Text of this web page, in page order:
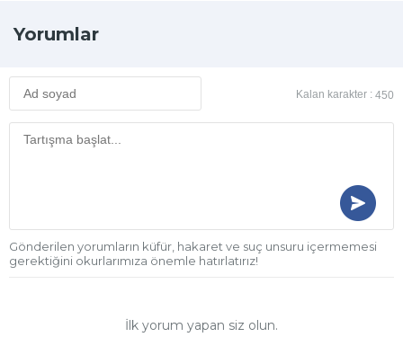
Yorumlar
Kalan karakter : 450
Gönderilen yorumların küfür, hakaret ve suç unsuru içermemesi
gerektiğini okurlarımıza önemle hatırlatırız!
İlk yorum yapan siz olun.